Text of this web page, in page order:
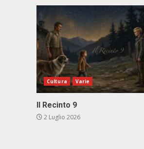
Cultura Varie
Il Recinto 9
2 Luglio 2026